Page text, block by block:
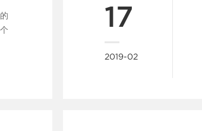
17
2019-02